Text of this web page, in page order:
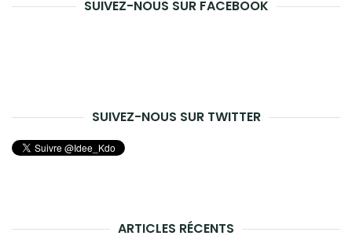
SUIVEZ-NOUS SUR FACEBOOK
SUIVEZ-NOUS SUR TWITTER
ARTICLES RÉCENTS